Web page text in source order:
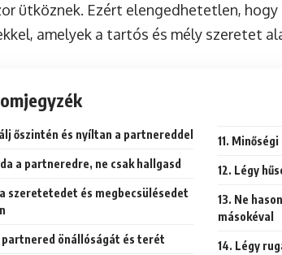
ütköznek. Ezért elengedhetetlen,
amelyek a tartós és mély szeretet
őszintén és nyíltan a partnereddel
a partneredre, ne csak hallgasd
szeretetedet és megbecsülésedet
önállóságát és terét
11.
12. Légy
13. Ne
másokéval
14. Légy